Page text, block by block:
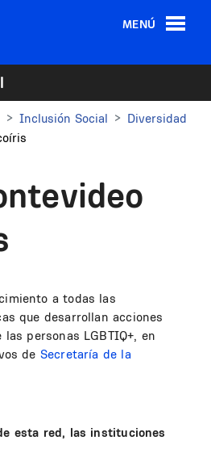
MENÚ
Inclusión Social
Diversidad
a todas las
que desarrollan acciones
personas LGBTIQ+, en
de Secretaría de la
esta red, las instituciones